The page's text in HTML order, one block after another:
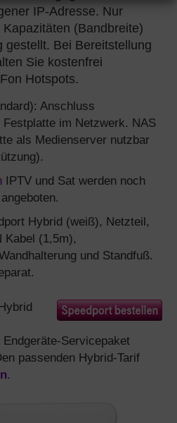
IP-Adresse. Nur
(Bandbreite)
gestellt. Bei Bereitstellung
Sie kostenfrei
Hotspots.
Anschluss
im Netzwerk. NAS
als Medienserver nutzbar
IPTV und Sat werden noch
Hybrid (weiß), Netzteil,
Kabel (1,5m),
und Standfuß.
Servicepaket
passenden Hybrid-Tarif
.